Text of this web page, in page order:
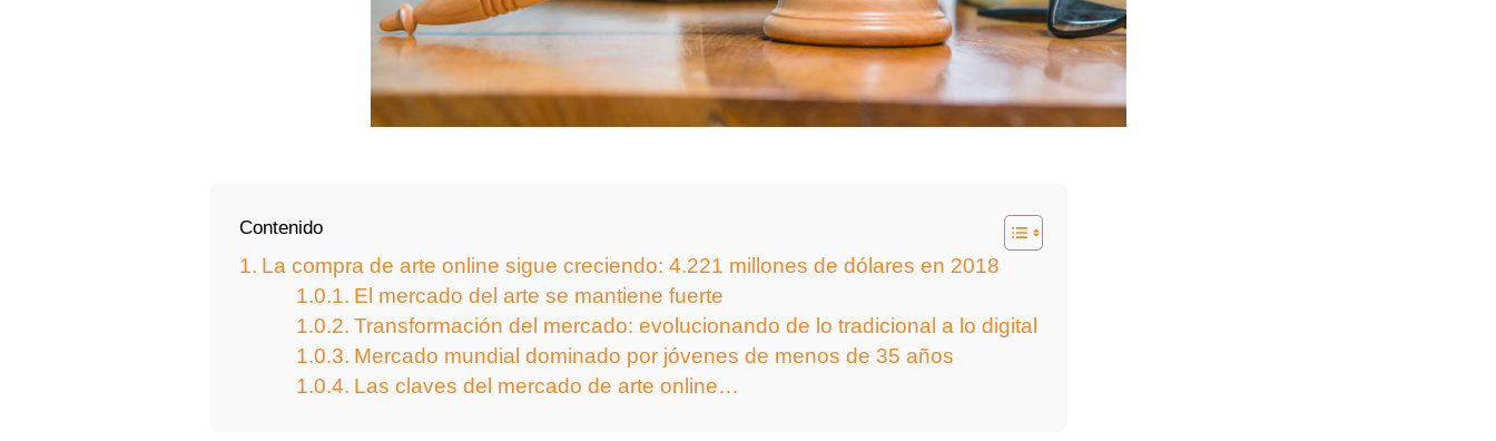
Contenido
La compra de arte online sigue creciendo: 4.221 millones de dólares en 2018
El mercado del arte se mantiene fuerte
Transformación del mercado: evolucionando de lo tradicional a lo digital
Mercado mundial dominado por jóvenes de menos de 35 años
Las claves del mercado de arte online…